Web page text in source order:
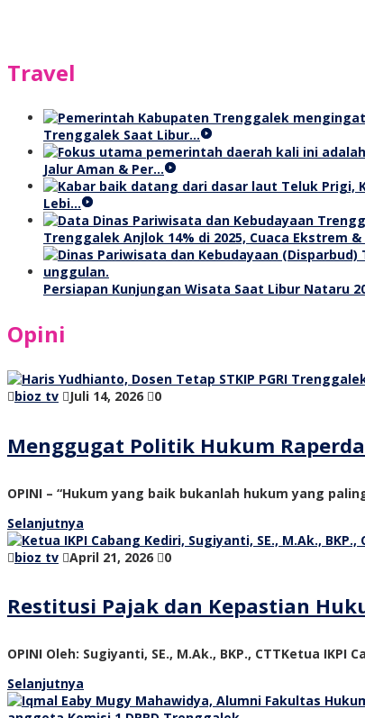
Travel
Trenggalek Saat Libur…
Jalur Aman & Per…
Lebi…
Trenggalek Anjlok 14% di 2025, Cuaca Ekstrem &
Persiapan Kunjungan Wisata Saat Libur Nataru
Opini
bioz tv Juli 14, 2026 0
Menggugat Politik Hukum
OPINI – “Hukum yang baik bukanlah hukum yang
Selanjutnya
bioz tv
April 21, 2026 0
Restitusi Pajak dan Kepastian
OPINI Oleh: Sugiyanti, SE., M.Ak., BKP., CTTKetua
Selanjutnya